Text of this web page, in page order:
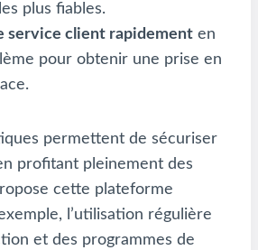
plus fiables.
service client rapidement en
pour obtenir une prise en
permettent de sécuriser
profitant pleinement des
cette plateforme
l’utilisation régulière
et des programmes de